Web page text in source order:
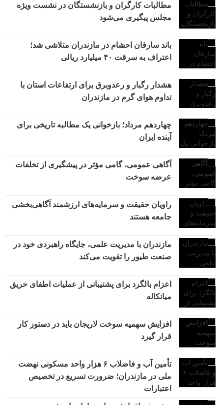
مطالبات کارگران و بازنشستگان در نشست ویژه
مجلس پیگیری می‌شود
باند سارقان احشام در مازندران متلاشی شد؛
اعتراف به سرقت ۴۰ میلیارد ریالی
هشدار رگبار و رعدوبرق برای ارتفاعات استان با
تداوم هوای گرم در مازندران
چهاردهم مرداد؛ بازخوانی یک مطالبه تاریخی برای
آینده ایران
آگاهی عمومی، گامی مؤثر در پیشگیری از تخلفات
عرضه سوخت
راویان حقیقت و سرمایه‌های ارزشمند آگاهی‌بخشی
جامعه هستند
مازندران با مدیریت علمی، جایگاه راهبردی خود در
صنعت طیور را تقویت می‌کند
اعزام بالگرد برای پشتیبانی از عملیات اطفای حریق
میانکاله
افزایش سهمیه سوخت لاریجان باید در دستور کار
قرار گیرد
تأمین آب و فاضلاب ۶ هزار واحد مسکونی نهضت
ملی در مازندران؛ ضرورت تسریع در تخصیص
اعتبارات